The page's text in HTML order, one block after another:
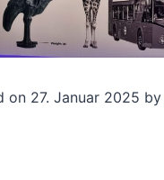
on 27. Januar 2025 by